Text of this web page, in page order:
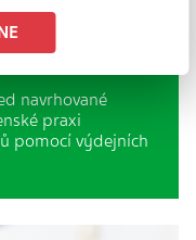
výdej
navrhované
praxi
pomocí výdejních